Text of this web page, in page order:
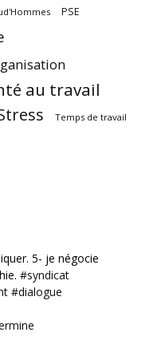
PSE
au travail
Temps de travail
5- je négocie
#syndicat
#dialogue